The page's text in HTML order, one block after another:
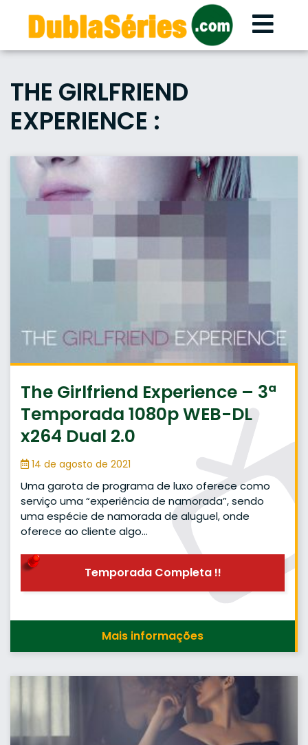
content
THE GIRLFRIEND
EXPERIENCE :
The Girlfriend Experience – 3ª
Temporada 1080p WEB-DL
x264 Dual 2.0
14 de agosto de 2021
Uma garota de programa de luxo oferece como
serviço uma “experiência de namorada”, sendo
uma espécie de namorada de aluguel, onde
oferece ao cliente algo…
Temporada Completa !!
Mais informações